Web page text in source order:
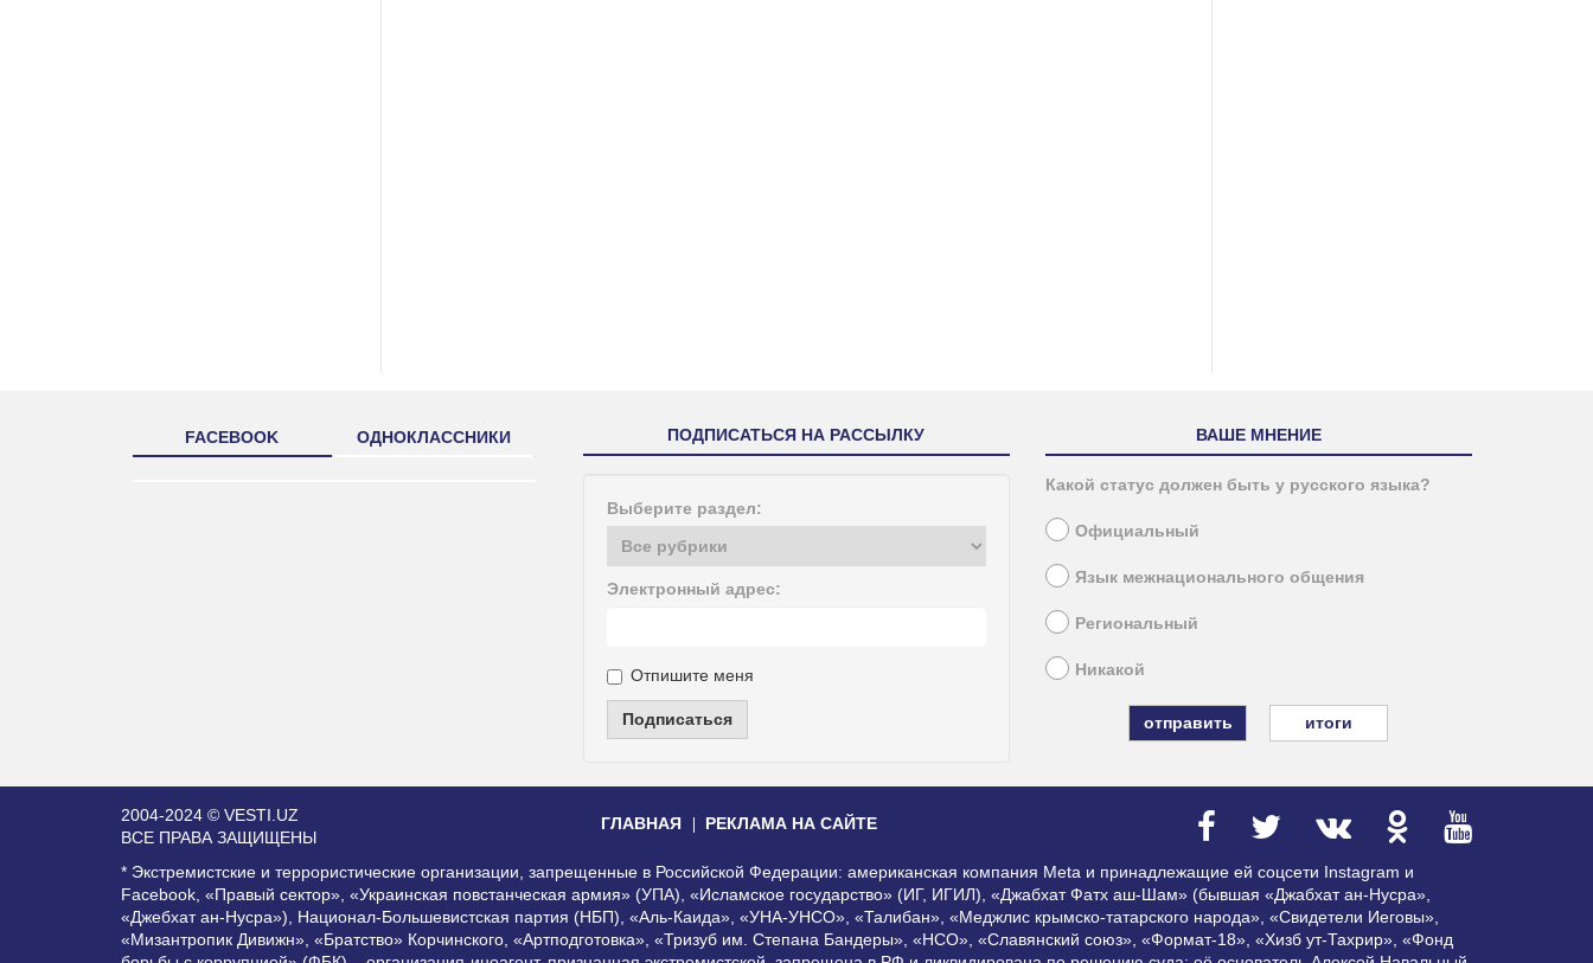
FACEBOOK ОДНОКЛАССНИКИ ПОДПИСАТЬСЯ НА РАССЫЛКУ
Выберите раздел:
Электронный адрес:
Отпишите меня
Подписаться
ВАШЕ МНЕНИЕ
Какой статус должен быть у русского языка?
Официальный
Язык межнационального общения
Региональный
Никакой
итоги
2004-2024 © VESTI.UZ
ВСЕ ПРАВА ЗАЩИЩЕНЫ
ГЛАВНАЯ РЕКЛАМА НА САЙТЕ
* Экстремистские и террористические организации, запрещенные в Российской Федерации: американская компания Meta и принадлежащие ей соцсети Instagram и
Facebook, «Правый сектор», «Украинская повстанческая армия» (УПА), «Исламское государство» (ИГ, ИГИЛ), «Джабхат Фатх аш-Шам» (бывшая «Джабхат ан-Нусра»,
«Джебхат ан-Нусра»), Национал-Большевистская партия (НБП), «Аль-Каида», «УНА-УНСО», «Талибан», «Меджлис крымско-татарского народа», «Свидетели Иеговы»,
«Мизантропик Дивижн», «Братство» Корчинского, «Артподготовка», «Тризуб им. Степана Бандеры», «НСО», «Славянский союз», «Формат-18», «Хизб ут-Тахрир», «Фонд